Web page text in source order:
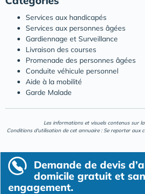
Services aux handicapés
Services aux personnes âgées
Gardiennage et Surveillance
Livraison des courses
Promenade des personnes âgées
Conduite véhicule personnel
Aide à la mobilité
Garde Malade
Les informations et visuels contenus sur
Conditions d'utilisation de cet annuaire : Se reporter aux
Demande de devis
domicile gratuit et
engagement.